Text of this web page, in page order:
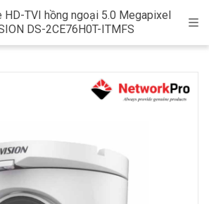
HD-TVI hồng ngoại 5.0 Megapixel
DS-2CE76H0T-ITMFS